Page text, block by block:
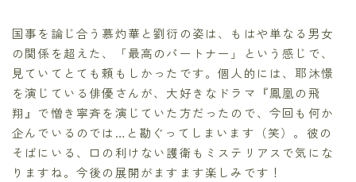
国事を論じ合う慕灼華と劉衍の姿は、もはや単なる男女
の関係を超えた、「最高のパートナー」という感じで、
見ていてとても頼もしかったです。個人的には、耶沐憬
を演じている俳優さんが、大好きなドラマ『鳳凰の飛
翔』で憎き寧斉を演じていた方だったので、今回も何か
企んでいるのでは…と勘ぐってしまいます（笑）。彼の
そばにいる、口の利けない護衛もミステリアスで気にな
りますね。今後の展開がますます楽しみです！